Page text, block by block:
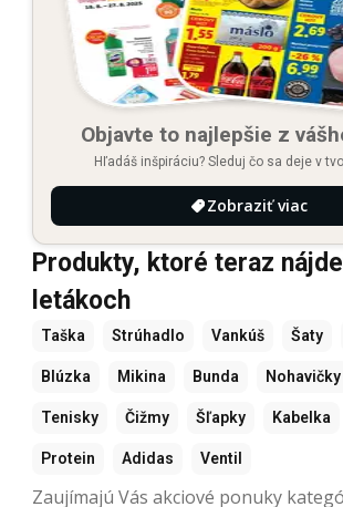
Objavte to najlepšie z
Hľadáš inšpiráciu? Sleduj čo sa deje v
Zobraziť viac
Produkty, ktoré teraz
letákoch
Taška Strúhadlo Vankúš Šaty
Blúzka Mikina Bunda Nohavičky
Tenisky Čižmy Šľapky Kabelka
Protein Adidas Ventil
Zaujímajú Vás akciové ponuky